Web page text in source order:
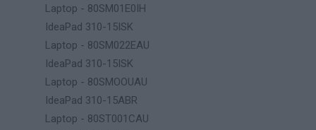
Laptop - 80SM01E0IH
IdeaPad 310-15ISK
Laptop - 80SM022EAU
IdeaPad 310-15ISK
Laptop - 80SMOOUAU
IdeaPad 310-15ABR
Laptop - 80ST001CAU